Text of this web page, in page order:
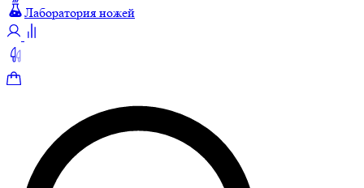
Лаборатория ножей